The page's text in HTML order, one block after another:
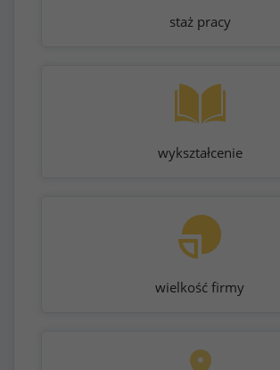
staż pracy
wykształcenie
wielkość firmy